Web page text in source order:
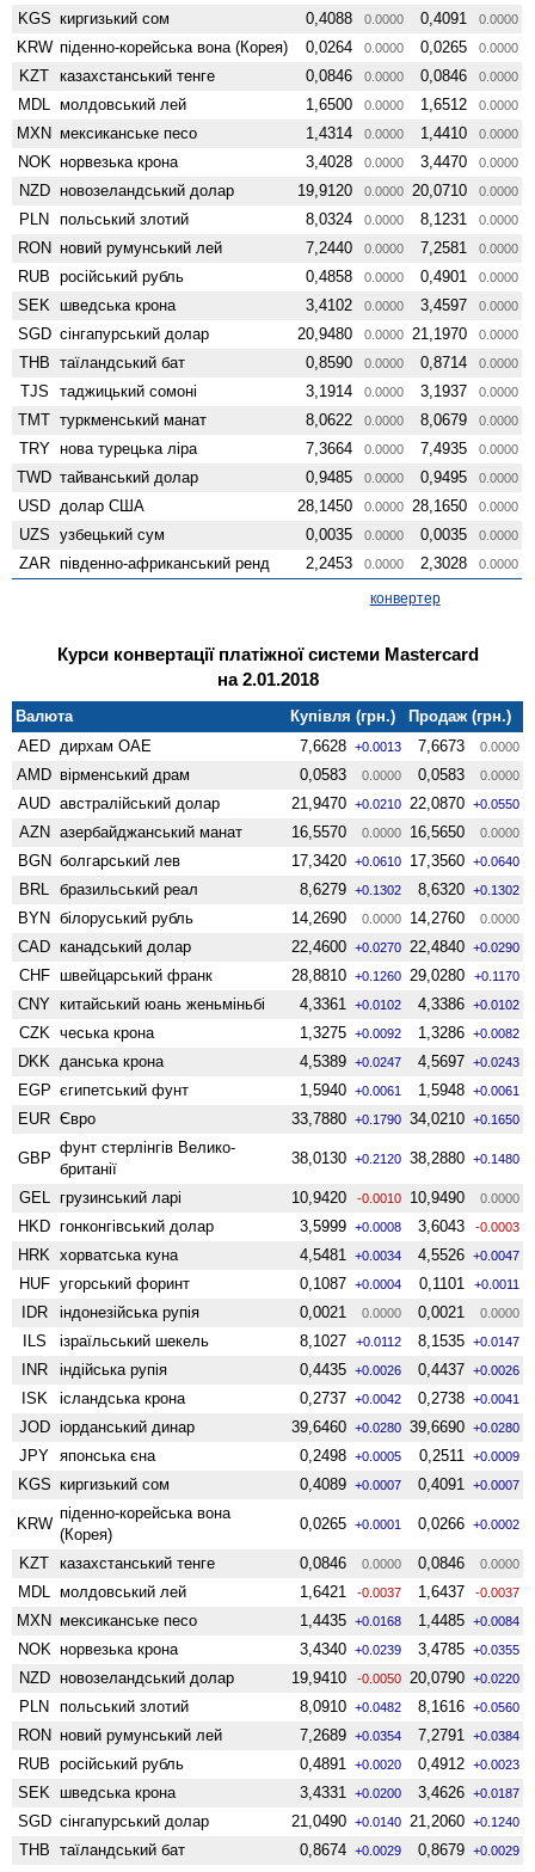
KGS киргизький сом 0,4088 0.0000 0,4091 0.0000
KRW піденно-корейська вона (Корея) 0,0264 0.0000 0,0265 0.0000
KZT казахстанський тенге 0,0846 0.0000 0,0846 0.0000
MDL молдовський лей 1,6500 0.0000 1,6512 0.0000
MXN мексиканське песо 1,4314 0.0000 1,4410 0.0000
NOK норвезька крона 3,4028 0.0000 3,4470 0.0000
NZD ново­зеландський долар 19,9120 0.0000 20,0710 0.0000
PLN польський злотий 8,0324 0.0000 8,1231 0.0000
RON новий румунський лей 7,2440 0.0000 7,2581 0.0000
RUB російський рубль 0,4858 0.0000 0,4901 0.0000
SEK шведська крона 3,4102 0.0000 3,4597 0.0000
SGD сінгапурський долар 20,9480 0.0000 21,1970 0.0000
THB таїландський бат 0,8590 0.0000 0,8714 0.0000
TJS таджицький сомоні 3,1914 0.0000 3,1937 0.0000
TMT туркменський манат 8,0622 0.0000 8,0679 0.0000
TRY нова турецька ліра 7,3664 0.0000 7,4935 0.0000
TWD тайванський долар 0,9485 0.0000 0,9495 0.0000
USD долар США 28,1450 0.0000 28,1650 0.0000
UZS узбецький сум 0,0035 0.0000 0,0035 0.0000
ZAR південно-африканський ренд 2,2453 0.0000 2,3028 0.0000
конвертер
Курси конвертації платіжної системи Mastercard
на 2.01.2018
Валюта Купівля (грн.)
Продаж (грн.)
AED дирхам ОАЕ 7,6628 +0.0013 7,6673 0.0000
AMD вiрменський драм 0,0583 0.0000 0,0583 0.0000
AUD австралійський долар 21,9470 +0.0210 22,0870 +0.0550
AZN азербайджанський манат 16,5570 0.0000 16,5650 0.0000
BGN болгарський лев 17,3420 +0.0610 17,3560 +0.0640
BRL бразильський реал 8,6279 +0.1302 8,6320 +0.1302
BYN білоруський рубль 14,2690 0.0000 14,2760 0.0000
CAD канадський долар 22,4600 +0.0270 22,4840 +0.0290
CHF швейцарський франк 28,8810 +0.1260 29,0280 +0.1170
CNY китайський юань женьмiньбi 4,3361 +0.0102 4,3386 +0.0102
CZK чеська крона 1,3275 +0.0092 1,3286 +0.0082
DKK данська крона 4,5389 +0.0247 4,5697 +0.0243
EGP єгипетський фунт 1,5940 +0.0061 1,5948 +0.0061
EUR Євро 33,7880 +0.1790 34,0210 +0.1650
GBP
фунт стерлінгів Велико­
британії
38,0130 +0.2120 38,2880 +0.1480
GEL грузинський ларі 10,9420 -0.0010 10,9490 0.0000
HKD гонконгівський долар 3,5999 +0.0008 3,6043 -0.0003
HRK хорватська куна 4,5481 +0.0034 4,5526 +0.0047
HUF угорський форинт 0,1087 +0.0004 0,1101 +0.0011
IDR індонезійська рупія 0,0021 0.0000 0,0021 0.0000
ILS ізраїльський шекель 8,1027 +0.0112 8,1535 +0.0147
INR індійська рупія 0,4435 +0.0026 0,4437 +0.0026
ISK ісландська крона 0,2737 +0.0042 0,2738 +0.0041
JOD іорданський динар 39,6460 +0.0280 39,6690 +0.0280
JPY японська єна 0,2498 +0.0005 0,2511 +0.0009
KGS киргизький сом 0,4089 +0.0007 0,4091 +0.0007
KRW
піденно-корейська вона
(Корея)
0,0265 +0.0001 0,0266 +0.0002
KZT казахстанський тенге 0,0846 0.0000 0,0846 0.0000
MDL молдовський лей 1,6421 -0.0037 1,6437 -0.0037
MXN мексиканське песо 1,4435 +0.0168 1,4485 +0.0084
NOK норвезька крона 3,4340 +0.0239 3,4785 +0.0355
NZD ново­зеландський долар 19,9410 -0.0050 20,0790 +0.0220
PLN польський злотий 8,0910 +0.0482 8,1616 +0.0560
RON новий румунський лей 7,2689 +0.0354 7,2791 +0.0384
RUB російський рубль 0,4891 +0.0020 0,4912 +0.0023
SEK шведська крона 3,4331 +0.0200 3,4626 +0.0187
SGD сінгапурський долар 21,0490 +0.0140 21,2060 +0.1240
THB таїландський бат 0,8674 +0.0029 0,8679 +0.0029